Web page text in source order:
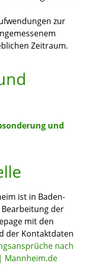
zur
Zeitraum.
und
ist in Baden-
der
mit den
der Kontaktdaten
nach
Mannheim.de